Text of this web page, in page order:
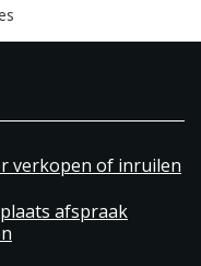
verkopen of inruilen
afspraak